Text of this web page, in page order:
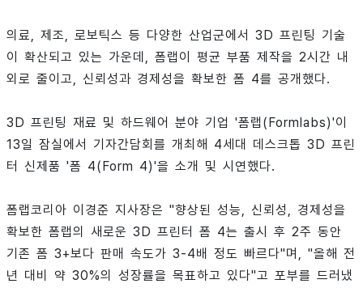
의료, 제조, 로보틱스 등 다양한 산업군에서 3D 프린팅 기술
이 확산되고 있는 가운데, 폼랩이 평균 부품 제작을 2시간 내
외로 줄이고, 신뢰성과 경제성을 확보한 폼 4를 공개했다.
3D 프린팅 재료 및 하드웨어 분야 기업 '폼랩(Formlabs)'이
13일 잠실에서 기자간담회를 개최해 4세대 데스크톱 3D 프린
터 신제품 '폼 4(Form 4)'을 소개 및 시연했다.
폼랩코리아 이경준 지사장은 "향상된 성능, 신뢰성, 경제성을
확보한 폼랩의 새로운 3D 프린터 폼 4는 출시 후 2주 동안
기존 폼 3+보다 판매 속도가 3-4배 정도 빠르다"며, "올해 전
년 대비 약 30%의 성장률을 목표하고 있다"고 포부를 드러냈